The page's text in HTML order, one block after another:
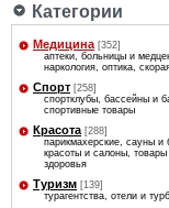
Категории
Медицина [352]
аптеки, больницы и
наркология, оптика,
Спорт [258]
спортклубы, бассейны и
спортивные товары
Красота [288]
парикмахерские, сауны и
красоты и салоны,
здоровья
Туризм [139]
турагентства, отели и